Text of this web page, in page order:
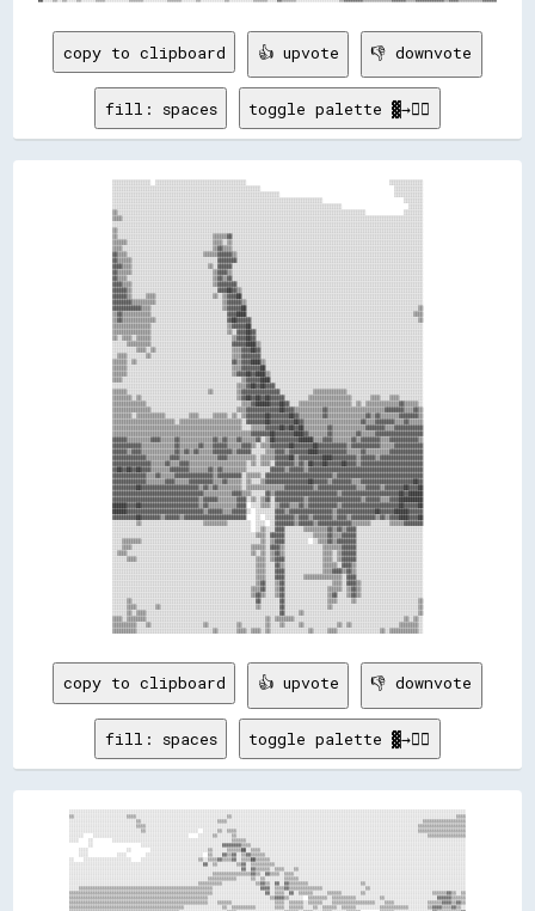
copy to clipboard 👍 upvote 👎 downvote
fill: spaces toggle palette ▓→✊🏽
▒▒░░░░░░░░░░░░░░░░░░░░░░░░░░░░░░░░░░░░░░░░░░░░░░░░░░░░░░░░░░░░░░░░░░░░░░░░░░░░░░░░░░░░░░░░░░░░░░░░░░░░░░░░                ░░░░░░░░
▒▒▒▒░░░░░░░░░░░░░░░░░░░░░░░░░░░░░░░░░░░░░░░░░░░░░░░░░░░░░░░░░░░░░░░░░░░░░░░░░░░░░░░░░░░░░░░░░░░░░░░░░░░░░░░░░░░░░░░░░░░░░░░░░░░░░░
▒▒░░░░░░░░░░░░░░░░░░░░░░░░░░░░░░░░░░░░░░░░░░░░░░░░░░░░░░░░░░░░░░░░░░░░░░░░░░░░░░░░░░░░░░░░░░░░░░░░░░░░░░░░░░░░░░░░░░░░░░░░░░░░░░░░
▒▒░░░░░░░░░░░░░░░░░░░░░░░░░░░░░░░░░░░░░░░░▒▒▒▒▒▒▓▓░░░░░░░░░░░░░░░░░░░░░░░░░░░░░░░░░░░░░░░░░░░░░░░░░░░░░░░░░░░░░░░░░░░░░░░░░░░░░░░░
▒▒▒▒▒▒░░░░░░░░░░░░░░░░░░░░░░░░░░░░░░░░░░░░▒▒▒▒░░▒▒░░░░░░░░░░░░░░░░░░░░░░░░░░░░░░░░░░░░░░░░░░░░░░░░░░░░░░░░░░░░░░░░░░░░░░░░░░░░░░░░
▒▒▒▒░░░░░░░░░░░░░░░░░░░░░░░░░░░░░░░░░░░░░░▒▒▓▓▒▒▒▒░░░░░░░░░░░░░░░░░░░░░░░░░░░░░░░░░░░░░░░░░░░░░░░░░░░░░░░░░░░░░░░░░░░░░░░░░░░░░░░░
▓▓▒▒▒▒░░░░░░░░░░░░░░░░░░░░░░░░░░░░░░░░▒▒▒▒▒▒▓▓▓▓▓▓▒▒░░░░░░░░░░░░░░░░░░░░░░░░░░░░░░░░░░░░░░░░░░░░░░░░░░░░░░░░░░░░░░░░░░░░░░░░░░░░░░
▓▓▒▒▒▒▒▒░░░░░░░░░░░░░░░░░░░░░░░░░░░░░░░░░░░░▓▓▓▓▓▓▓▓░░░░░░░░░░░░░░░░░░░░░░░░░░░░░░░░░░░░░░░░░░░░░░░░░░░░░░░░░░░░░░░░░░░░░░░░░░░░░░
▓▓▓▓▒▒▒▒░░░░░░░░░░░░░░░░░░░░░░░░░░░░░░░░▒▒░░▓▓▓▓▓▓░░░░░░░░░░░░░░░░░░░░░░░░░░░░░░░░░░░░░░░░░░░░░░░░░░░░░░░░░░░░░░░░░░░░░░░░░░░░░░░░
▓▓▒▒▒▒▒▒░░░░░░░░░░░░░░░░░░░░░░░░░░░░░░░░░░▒▒▓▓▓▓▒▒░░░░░░░░░░░░░░░░░░░░░░░░░░░░░░░░░░░░░░░░░░░░░░░░░░░░░░░░░░░░░░░░░░░░░░░░░░░░░░░░
▓▓▒▒▒▒░░░░░░░░░░░░░░░░░░░░░░░░░░░░░░░░░░░░▒▒▓▓▒▒▓▓░░░░░░░░░░░░░░░░░░░░░░░░░░░░░░░░░░░░░░░░░░░░░░░░░░░░░░░░░░░░░░░░░░░░░░░░░░░░░░░░
▓▓▓▓▒▒▒▒░░░░░░░░░░░░░░░░░░░░░░░░░░░░░░░░░░▒▒▓▓▓▓▓▓▓▓░░░░░░░░░░░░░░░░░░░░░░░░░░░░░░░░░░░░░░░░░░░░░░░░░░░░░░░░░░░░░░░░░░░░░░░░░░░░░░
▓▓▓▓▓▓▒▒░░░░░░░░░░░░░░░░░░░░░░░░░░░░░░░░░░░░▓▓▓▓██▓▓▒▒░░░░░░░░░░░░░░░░░░░░░░░░░░░░░░░░░░░░░░░░░░░░░░░░░░░░░░░░░░░░░░░░░░░░░░░░░░░░
▓▓▓▓▓▓▒▒░░░░░░▒▒▒▒░░░░░░░░░░░░░░░░░░░░░░░░▒▒░░▒▒▓▓▓▓██░░░░░░░░░░░░░░░░░░░░░░░░░░░░░░░░░░░░░░░░░░░░░░░░░░░░░░░░░░░░░░░░░░░░░░░░░░░░
▓▓▓▓▓▓▓▓▒▒▒▒▒▒▒▒▒▒░░░░░░░░░░░░░░░░░░░░░░░░░░░░▒▒▓▓▓▓▓▓▒▒░░░░░░░░░░░░░░░░░░░░░░░░░░░░░░░░░░░░░░░░░░░░░░░░░░░░░░░░░░░░░░░░░░░░░░░░░░
▓▓▓▓▓▓▓▓▓▓▓▓▒▒▒▒░░░░░░░░░░░░░░░░░░░░░░░░░░░░░░▒▒▓▓▓▓▓▓██░░░░░░░░░░░░░░░░░░░░░░░░░░░░░░░░░░░░░░░░░░░░░░░░░░░░░░░░░░░░░░░░░░░░░░░░▒▒
▒▒▓▓▒▒▒▒▒▒▒▒▒▒▒▒░░░░░░░░░░░░░░░░░░░░░░░░░░░░░░░░▓▓▓▓████░░░░░░░░░░░░░░░░░░░░░░░░░░░░░░░░░░░░░░░░░░░░░░░░░░░░░░░░░░░░░░░░░░░░░░▒▒▒▒
▒▒▓▓▒▒▒▒▒▒▒▒▒▒▒▒▒▒░░░░░░░░░░░░░░░░░░░░░░░░░░░░░░▓▓██▓▓▓▓▓▓░░░░░░░░░░░░░░░░░░░░░░░░░░░░░░░░░░░░░░░░░░░░░░░░░░░░░░░░░░░░░░░░░░░░░░▒▒
▒▒▒▒▒▒▒▒▒▒▒▒▒▒▒▒░░░░░░░░░░░░░░░░░░░░░░░░░░░░░░░░▒▒▓▓▓▓▓▓██░░░░░░░░░░░░░░░░░░░░░░░░░░░░░░░░░░░░░░░░░░░░░░░░░░░░░░░░░░░░░░░░░░░░░░░░
▒▒▒▒▒▒▒▒▒▒▒▒▒▒▒▒░░░░░░░░░░░░░░░░░░░░░░░░░░░░░░░░▒▒░░▓▓▓▓██▓▓░░░░░░░░░░░░░░░░░░░░░░░░░░░░░░░░░░░░░░░░░░░░░░░░░░░░░░░░░░░░░░░░░░░░░░
▒▒░░▒▒▒▒░░▒▒▒▒▒▒░░░░░░░░░░░░░░░░░░░░░░░░░░░░░░░░░░▒▒▓▓▓▓██▓▓░░░░░░░░░░░░░░░░░░░░░░░░░░░░░░░░░░░░░░░░░░░░░░░░░░░░░░░░░░░░░░░░░░░░░░
░░░░░░▒▒▒▒▒▒▒▒▒▒░░░░░░░░░░░░░░░░░░░░░░░░░░░░░░░░░░▓▓▓▓▓▓████▒▒░░░░░░░░░░░░░░░░░░░░░░░░░░░░░░░░░░░░░░░░░░░░░░░░░░░░░░░░░░░░░░░░░░░░
░░░░░░░░░░▒▒▒▒░░▒▒░░░░░░░░░░░░░░░░░░░░░░░░░░░░░░░░▒▒▒▒▓▓▓▓██▓▓░░░░░░░░░░░░░░░░░░░░░░░░░░░░░░░░░░░░░░░░░░░░░░░░░░░░░░░░░░░░░░░░░░░░
░░▒▒▒▒░░░░░░░░▒▒░░░░░░░░░░░░░░░░░░░░░░░░░░░░░░░░░░▒▒▒▒▓▓▓▓▓▓▓▓░░░░░░░░░░░░░░░░░░░░░░░░░░░░░░░░░░░░░░░░░░░░░░░░░░░░░░░░░░░░░░░░░░░░
▒▒▒▒▒▒░░▒▒░░░░░░░░░░░░░░░░░░░░░░░░░░░░░░░░░░░░░░░░▓▓▒▒▓▓▓▓████▒▒░░░░░░░░░░░░░░░░░░░░░░░░░░░░░░░░░░░░░░░░░░░░░░░░░░░░░░░░░░░░░░░░░░
▒▒▒▒▒▒░░░░░░░░░░░░░░░░░░░░░░░░░░░░░░░░░░░░░░░░░░░░▒▒▒▒▓▓▓▓▓▓▓▓██░░░░░░░░░░░░░░░░░░░░░░░░░░░░░░░░░░░░░░░░░░░░░░░░░░░░░░░░░░░░░░░░░░
▒▒▒▒▒▒░░░░░░░░░░░░░░░░░░░░░░░░░░░░░░░░░░░░░░░░░░░░▒▒▓▓▓▓██▓▓████▒▒░░░░░░░░░░░░░░░░░░░░░░░░░░░░░░░░░░░░░░░░░░░░░░░░░░░░░░░░░░░░░░░░
▒▒▒▒░░░░░░░░░░░░░░░░░░░░░░░░░░░░░░░░░░░░░░░░░░░░░░░░░░▒▒▓▓▓▓▓▓████░░░░░░░░░░░░░░░░░░░░░░░░░░░░░░░░░░░░░░░░░░░░░░░░░░░░░░░░░░░░░░░░
░░░░░░░░░░░░░░░░░░░░░░░░░░░░░░░░░░░░░░░░░░░░░░░░░░░░▒▒▒▒▓▓██▓▓██▓▓▓▓░░░░░░░░░░░░░░░░░░░░░░░░░░░░░░░░░░░░░░░░░░░░░░░░░░░░░░░░░░░░░░
▒▒▒▒▒▒░░░░░░░░░░░░░░░░░░░░░░░░░░░░░░░░░░▒▒░░░░░░░░░░▒▒▓▓▓▓▓▓▓▓▓▓▓▓▓▓▓▓░░░░░░░░░░░░░░▒▒▒▒▒▒▒▒▒▒▒▒▒▒░░░░░░░░░░░░░░░░░░░░░░░░░░░░░░░░
▒▒▒▒▒▒▒▒░░▒▒░░░░░░░░░░░░░░░░░░░░░░░░░░░░░░░░░░░░░░░░▒▒▓▓██▓▓██▓▓██▓▓▓▓▓▓░░░░░░░░░░▒▒▒▒▒▒▒▒▒▒▒▒▒▒▒▒▒▒░░░░░░░░▒▒▒▒░░░░▒▒▒▒░░░░░░░░░░
▒▒▒▒▒▒▒▒▒▒▒▒▒▒░░░░░░░░░░░░░░░░░░░░░░░░░░░░░░░░░░░░░░░░▒▒▒▒▓▓██████▓▓▓▓██▓▓░░░░▒▒▒▒▒▒▒▒▒▒▒▒▒▒▒▒▒▒▒▒▒▒░░▒▒░░▒▒▒▒▒▒▒▒▒▒▒▒▒▒▓▓▒▒▒▒▒▒░░
▒▒▒▒▒▒▒▒▒▒▒▒▒▒▒▒░░░░░░░░░░░░░░░░░░░░░░░░░░░░░░░░░░░░▒▒▒▒▓▓▓▓▓▓▓▓▓▓▓▓▓▓██▓▓▓▓▒▒▒▒▒▒▒▒▒▒▒▒▓▓▒▒▒▒▒▒▒▒▒▒▒▒▒▒▒▒▒▒▒▒▒▒▒▒▓▓▓▓▓▓▓▓▒▒▒▒▓▓▒▒
▒▒▒▒▒▒▒▒░░▒▒▒▒▒▒▒▒▒▒▒▒░░░░░░░░░░▒▒▒▒░░░░░░▒▒▒▒▒▒░░▒▒░░▒▒▓▓▓▓▓▓▓▓██▓▓▓▓▓▓▓▓██▓▓▒▒▒▒▒▒▒▒▒▒▓▓▒▒▒▒▒▒▒▒▒▒▒▒▒▒▒▒▓▓▒▒▓▓▒▒▒▒▒▒▒▒▓▓▓▓▓▓▓▓▒▒
▒▒▒▒▒▒▒▒▒▒▒▒▒▒▒▒▒▒▒▒▒▒▒▒▒▒░░▒▒▒▒▒▒▒▒▒▒▒▒▒▒▒▒▒▒▒▒▒▒▒▒▒▒░░▓▓▓▓▓▓▓▓██▓▓▓▓▓▓▓▓▓▓██▓▓▒▒▒▒▒▒▒▒▒▒▒▒▒▒▒▒▒▒▒▒▒▒▒▒▓▓▒▒▒▒▓▓▓▓▓▓▓▓▒▒▒▒▓▓▒▒▒▒▒▒
▒▒▒▒▒▒▒▒▒▒▒▒▒▒▒▒▒▒▒▒▒▒▒▒▒▒▒▒▒▒▒▒▒▒▒▒▒▒▒▒▒▒▒▒▒▒▒▒▒▒▒▒▒▒░░░░▒▒▒▒▒▒▓▓▓▓▓▓██▓▓██▓▓██▒▒▒▒▒▒▒▒▒▒▓▓▒▒▒▒▒▒▒▒▒▒▒▒▒▒▓▓▓▓▓▓▓▓▒▒▒▒▓▓▓▓▓▓▓▓▓▓▓▓
▒▒▒▒▒▒▒▒▒▒▒▒▒▒▒▒▒▒▒▒▒▒▒▒▒▒▒▒▒▒▒▒▒▒▒▒▒▒▒▒▒▒▒▒▒▒▒▒▒▒▒▒▒▒▒▒▒▒▓▓▓▓▓▓▓▓██▓▓▓▓▓▓▓▓████▓▓▒▒▒▒▒▒▒▒▓▓▒▒▒▒▒▒▒▒▒▒▓▓▒▒▒▒▒▒▓▓▓▓▓▓▓▓▓▓▓▓▓▓▓▓▓▓▓▓
▓▓▓▓▓▓▒▒▒▒▒▒▒▒▒▒▓▓▓▓▒▒▒▒▒▒▓▓▒▒▒▒▒▒▒▒▒▒▒▒▒▒▓▓▒▒▓▓▒▒▒▒▓▓▒▒▒▒▒▒▓▓░░▒▒██▓▓▓▓▓▓▓▓▓▓██████▒▒▒▒▓▓▓▓▒▒▒▒▒▒▒▒▓▓▒▒▓▓▓▓▓▓▓▓▒▒▒▒▓▓▓▓▓▓▓▓▓▓▓▓▒▒
▓▓▓▓▓▓▓▓▓▓▓▓▒▒▒▒▒▒▒▒▒▒▒▒▒▒▓▓▒▒▒▒▒▒▒▒▓▓▒▒▒▒▓▓▓▓▓▓▒▒▒▒▒▒▓▓▓▓▒▒░░▒▒▒▒▓▓▓▓▓▓▓▓██▓▓▓▓▓▓▓▓██▓▓▓▓▓▓▓▓▓▓▓▓▒▒▓▓▓▓▓▓▓▓▓▓▓▓▒▒▒▒▒▒▓▓▓▓▓▓▓▓▓▓▓▓
▓▓▓▓▓▓▒▒▓▓▓▓▒▒▒▒▒▒▒▒▒▒▒▒▒▒▓▓▒▒▓▓▒▒▓▓▒▒▒▒▒▒▓▓▓▓▓▓▓▓▒▒▓▓▓▓▓▓░░░░░░▒▒▒▒▓▓▓▓▒▒▓▓▓▓▓▓▓▓████▓▓▓▓▓▓▓▓▓▓▓▓▒▒▒▒▒▒▓▓▒▒▒▒▒▒▒▒▒▒▓▓▓▓▓▓▓▓▓▓▓▓▓▓
▓▓▓▓▓▓▓▓▓▓▓▓▓▓▒▒▒▒▒▒▒▒▒▒▓▓▓▓▒▒▒▒▒▒▒▒▒▒▒▒▒▒▒▒▓▓▓▓▒▒▒▒▒▒▒▒▒▒▒▒░░▒▒▒▒▒▒▓▓▓▓▓▓██▒▒▓▓▓▓▓▓▓▓▓▓████▓▓▓▓▓▓▓▓▓▓▒▒▓▓▓▓▓▓▒▒▓▓▓▓▓▓▓▓▓▓▓▓▓▓▓▓▓▓
▓▓▓▓▓▓▓▓▓▓▓▓▓▓▓▓▒▒▒▒▒▒▓▓▒▒▒▒▓▓▓▓▒▒▒▒▒▒▒▒▒▒▒▒▒▒▒▒▒▒▒▒▒▒▒▒░░▒▒░░▒▒▒▒░░▓▓▓▓▓▓▓▓▒▒▓▓▒▒██▓▓▓▓██▓▓▓▓▓▓██▓▓▓▓▒▒▓▓▓▓▓▓▓▓▓▓▓▓▓▓▓▓▓▓▓▓▓▓▓▓▓▓
▓▓██▓▓██▓▓██▓▓▓▓▒▒▒▒▒▒▒▒▓▓▓▓▓▓▓▓▒▒▒▒▒▒▒▒▓▓▒▒▓▓▒▒▒▒▒▒▒▒▒▒░░░░░░░░░░▓▓▓▓▓▓▒▒▓▓▓▓▓▓▒▒▓▓▓▓▓▓▓▓▓▓▓▓▓▓▓▓▓▓▓▓▓▓▓▓▓▓▓▓▓▓▓▓▓▓▓▓▓▓▓▓▓▓▓▓▓▓▓▓
▓▓▓▓▓▓▓▓▓▓▓▓▓▓▒▒▒▒▓▓▒▒▒▒▒▒▓▓▓▓▓▓▓▓▓▓▓▓▓▓▓▓▒▒▓▓▓▓▓▓▓▓▓▓░░▒▒▒▒▒▒░░▓▓▓▓▓▓▓▓▓▓▓▓▓▓▓▓▓▓▓▓▓▓▓▓▓▓▓▓▒▒▓▓▓▓▓▓▓▓▓▓▓▓▓▓▓▓▓▓▓▓▓▓▓▓▓▓▓▓▓▓▓▓▓▓▓▓
▓▓▓▓▓▓▓▓▓▓▓▓▓▓▒▒▒▒▒▒▒▒▓▓▓▓▒▒▒▒▒▒▓▓▓▓▓▓▓▓▓▓▒▒▒▒▓▓▒▒▒▒▒▒░░▒▒░░░░▒▒▓▓▓▓▓▓▓▓▓▓▓▓▓▓▓▓▓▓██▓▓▓▓▓▓▒▒▓▓▓▓▓▓▓▓▒▒▒▒▓▓▓▓▓▓▓▓▓▓▓▓▓▓▓▓▓▓▓▓▓▓██▓▓
▓▓▓▓▓▓▓▓▓▓██▓▓▓▓▓▓▓▓▓▓▓▓▓▓▓▓▓▓▓▓▓▓▓▓▒▒▓▓▒▒▓▓▒▒▒▒▒▒▒▒▒▒░░▒▒▒▒▒▒▒▒▒▒▒▒▒▒▒▒▓▓▓▓▓▓▓▓▓▓▓▓▒▒▓▓▓▓▓▓▓▓▓▓▓▓▓▓▓▓▒▒▒▒▓▓▓▓▓▓▒▒▓▓▓▓▓▓▓▓██▓▓▓▓██
▓▓▓▓▓▓▓▓▓▓▓▓▓▓▓▓▓▓▓▓▓▓▓▓▓▓▓▓▓▓▓▓▓▓▓▓▓▓▒▒▒▒▒▒▒▒▒▒▒▒▓▓▓▓▒▒▒▒░░░░░░▓▓▒▒▓▓▓▓▓▓▓▓▓▓▓▓▓▓▓▓▓▓▓▓▓▓▓▓▓▓▒▒▓▓▓▓▓▓▓▓▓▓▓▓▓▓▓▓▓▓▓▓▓▓▓▓██▓▓██████
▓▓▓▓▓▓▓▓▓▓▓▓▓▓▓▓▓▓▓▓▓▓▓▓▓▓▓▓▓▓▓▓▓▓▓▓▒▒▓▓▓▓▓▓▒▒▒▒▒▒▒▒▓▓▓▓░░▒▒░░▒▒▓▓░░▓▓▓▓▓▓▓▓▓▓▓▓▒▒▓▓▓▓▓▓▓▓▓▓▓▓▓▓▓▓▓▓▓▓▓▓▒▒▓▓▓▓▓▓▒▒▒▒▓▓▓▓██████████
██████▓▓▓▓██▓▓▓▓▓▓▓▓▓▓▓▓▓▓▓▓▓▓▓▓▓▓▓▓▒▒▓▓▒▒▒▒▒▒▒▒▒▒▒▒▓▓▓▓  ░░░░▒▒▒▒░░▒▒▓▓▓▓▒▒▒▒▓▓▒▒▓▓▓▓▓▓▓▓▓▓▓▓▒▒▓▓▓▓▓▓▓▓▓▓▓▓▓▓▓▓▓▓▓▓▓▓▓▓██▓▓▓▓▓▓██
██████▓▓▓▓▓▓▓▓▓▓▓▓▓▓▓▓▓▓▓▓▓▓▓▓▓▓▓▓▓▓▓▓▒▒▓▓▓▓▓▓▒▒▒▒▓▓▓▓▓▓░░  ░░░░░░░░▓▓▓▓▒▒▓▓▓▓▓▓▓▓▓▓▓▓▓▓▓▓▓▓▒▒▓▓▓▓▓▓▓▓▓▓▓▓▓▓▓▓██▓▓▓▓▓▓██████▓▓▓▓▓▓
▓▓▓▓▓▓▓▓▓▓██▓▓▓▓▓▓▓▓▒▒▓▓▓▓▓▓▒▒▓▓▓▓▓▓▓▓▓▓▓▓▓▓▓▓▓▓▓▓▓▓▓▓▓▓    ░░  ░░░░▓▓▓▓▓▓▓▓▒▒▓▓▓▓▒▒▓▓▓▓▓▓▓▓▒▒▓▓▓▓▒▒▓▓▓▓▓▓▓▓▓▓▒▒▓▓▒▒▓▓▓▓████▓▓▓▓██
░░░░░░░░░░▒▒░░░░░░░░░░░░░░░░░░░░░░░░░░▒▒▒▒▒▒▒▒▒▒░░░░░░░░░░  ░░░░  ░░▓▓▓▓▓▓▓▓▒▒▓▓▓▓▓▓▒▒▓▓▓▓▓▓▓▓▓▓▓▓▓▓▒▒▒▒▒▒▒▒░░░░░░░░▒▒▒▒▒▒▓▓▓▓▓▓▓▓
░░░░░░░░░░░░░░░░░░░░░░░░░░░░░░░░░░░░░░░░░░░░░░░░░░░░░░░░░░  ░░▒▒░░░░▓▓▓▓░░░░░░░░▒▒▒▒▒▒▒▒▒▒▓▓▒▒▓▓▒▒▓▓▓▓░░░░░░░░░░░░░░░░░░░░░░░░░░░░
░░░░░░░░░░░░░░░░░░░░░░░░░░░░░░░░░░░░░░░░░░░░░░░░░░░░░░░░░░░░▒▒▒▒░░▓▓▓▓▓▓░░░░░░░░░░░░▒▒▒▒▒▒▓▓▒▒▒▒▓▓▓▓▓▓░░░░░░░░░░░░░░░░░░░░░░░░░░░░
░░░░▒▒▒▒▒▒▒▒░░░░░░░░░░░░░░░░░░░░░░░░░░░░░░░░░░░░░░░░░░░░░░░░░░▒▒░░▒▒▓▓▓▓░░░░░░░░░░  ░░▒▒▒▒▓▓▒▒▓▓▓▓▓▓▓▓░░░░░░░░░░░░░░░░░░░░░░░░░░░░
░░░░▒▒▒▒░░░░░░░░░░░░░░░░░░░░░░░░░░░░░░░░░░░░░░░░░░░░░░░░░░▒▒▒▒▒▒░░▓▓▓▓▒▒░░░░░░░░░░░░░░░░▒▒▒▒▒▒▒▒▓▓▓▓▓▓░░░░░░░░░░░░░░░░░░░░░░░░░░░░
░░▒▒▒▒░░░░░░░░░░░░░░░░░░░░░░░░░░░░░░░░░░░░░░░░░░░░░░░░░░░░▒▒░░▒▒░░▒▒▓▓▒▒░░░░░░░░░░░░░░░░▒▒▒▒░░▒▒▓▓▓▓▓▓░░░░░░░░░░░░░░░░░░░░░░░░░░░░
░░░░░░▒▒▒▒░░░░░░░░░░░░░░░░░░░░░░░░░░░░░░░░░░░░░░░░░░░░░░░░░░▒▒▒▒░░▒▒▓▓▓▓░░░░░░░░░░░░░░░░▒▒▒▒░░▒▒▓▓▓▓▓▓░░░░░░░░░░░░░░░░░░░░░░░░░░░░
░░░░░░░░░░░░░░░░░░░░░░░░░░░░░░░░░░░░░░░░░░░░░░░░░░░░░░░░░░░░▒▒▒▒░░░░▓▓▒▒░░░░░░░░░░░░░░░░▒▒▒▒▒▒░░▓▓▓▓▒▒░░░░░░░░░░░░░░░░░░░░░░░░░░░░
░░░░░░░░░░░░░░░░░░░░░░░░░░░░░░░░░░░░░░░░░░░░░░░░░░░░░░░░░░░░▒▒▒▒░░░░▓▓▓▓░░░░░░░░░░░░░░░░▒▒▒▒▓▓▓▓▒▒▓▓▒▒░░░░░░░░░░░░░░░░░░░░░░░░░░░░
░░░░░░░░░░░░░░░░░░░░░░░░░░░░░░░░░░░░░░░░░░░░░░░░░░░░░░░░░░░░▒▒▒▒░░░░▓▓▓▓░░░░░░░░▒▒▒▒▒▒▒▒▒▒▒▒▒▒▒▒░░▓▓▓▓░░░░░░░░░░░░░░░░░░░░░░░░░░░░
░░░░░░░░░░░░░░░░░░░░░░░░░░░░░░░░░░░░░░░░░░░░░░░░░░░░░░░░░░░░▒▒▓▓░░░░▒▒▓▓░░░░░░░░░░░░░░░░░░░░▒▒▒▒░░▓▓▓▓▒▒░░░░░░░░░░░░░░░░░░░░░░░░░░
░░░░░░░░░░░░░░░░░░░░░░░░░░░░░░░░░░░░░░░░░░░░░░░░░░░░░░░░░░▒▒▒▒▓▓░░░░▒▒▓▓░░░░░░░░░░░░░░░░░░▒▒▒▒▒▒░░▒▒▓▓▒▒░░░░░░░░░░░░░░░░░░░░░░░░░░
░░░░░░░░░░░░░░░░░░░░░░░░░░░░░░░░░░░░░░░░░░░░░░░░░░░░░░░░░░▒▒▓▓▒▒░░░░▒▒▓▓░░░░░░░░░░░░░░░░░░▒▒▓▓░░░░▒▒▓▓▒▒░░░░░░░░░░░░░░░░░░░░░░░░░░
░░░░░░▒▒░░░░░░░░░░░░░░░░░░░░░░░░░░░░░░░░░░░░░░░░░░░░░░░░░░░░▓▓░░░░░░░░▓▓░░░░░░░░░░░░░░░░░░▒▒▒▒░░░░░░▒▒░░░░░░░░░░░░░░░░░░░░░░░░░░▒▒
░░░░░░▒▒▒▒░░░░░░░░▒▒░░░░░░░░░░░░░░░░░░░░░░░░░░░░░░░░░░░░░░░░▒▒░░░░░░░░▓▓░░░░░░░░░░░░░░░░░░▒▒░░░░░░░░░░░░░░░░░░░░░░░░░░░░░░░░░░░░▒▒
░░░░░░▒▒░░▒▒▒▒░░░░░░░░░░░░░░░░░░░░░░░░░░░░░░░░░░░░░░░░░░░░░░░░░░░░░░░░▓▓░░░░░░▒▒░░░░░░░░░░░░░░░░░░░░░░░░░░░░░░░░░░░░░░░░░░░░░░░░▒▒
▒▒▒▒░░▒▒▒▒▒▒▒▒░░░░░░░░░░░░░░░░░░░░░░░░░░░░░░░░░░░░░░░░░░░░░░░░░░▒▒░░▒▒▒▒▒▒▒▒░░░░░░░░░░░░░░░░░░░░░░░░░░░░░░░░░░░░░░░░░░░░░░▒▒░░▒▒░░
▒▒▒▒▒▒▒▒▒▒░░░░▒▒░░░░░░░░░░░░░░░░░░░░░░▒▒░░░░░░░░░░░░▒▒░░░░░░░░░░▒▒░░░░▒▒░░░░░░▒▒░░░░░░░░░░░░░░▒▒░░▒▒░░░░░░░░░░░░░░░░░░░░▒▒▒▒▒▒▒▒░░
copy to clipboard 👍 upvote 👎 downvote
fill: spaces toggle palette ▓→✊🏽